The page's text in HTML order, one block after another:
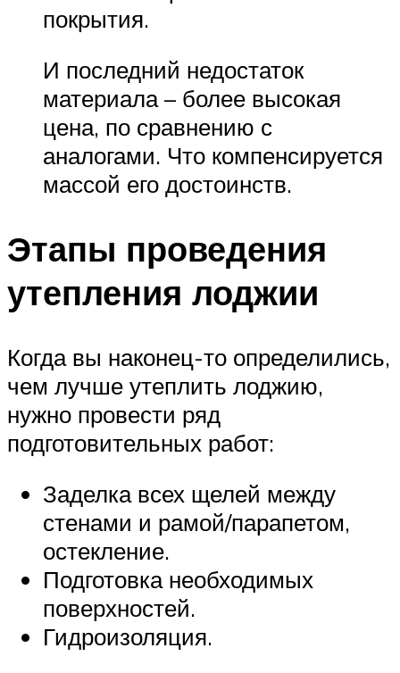
покрытия.
И последний недостаток
материала – более высокая
цена, по сравнению с
аналогами. Что компенсируется
массой его достоинств.
Этапы проведения
утепления лоджии
Когда вы наконец-то определились,
чем лучше утеплить лоджию,
нужно провести ряд
подготовительных работ:
Заделка всех щелей между
стенами и рамой/парапетом,
остекление.
Подготовка необходимых
поверхностей.
Гидроизоляция.